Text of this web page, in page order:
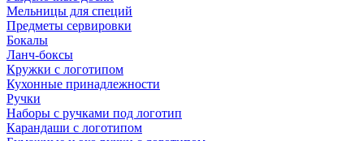
Мельницы для специй
Предметы сервировки
Бокалы
Ланч-боксы
Кружки с логотипом
Кухонные принадлежности
Ручки
Наборы с ручками под логотип
Карандаши с логотипом